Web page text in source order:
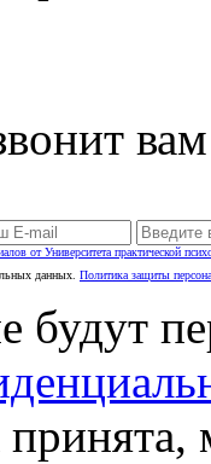
от Университета практической
данных. Политика защиты
будут